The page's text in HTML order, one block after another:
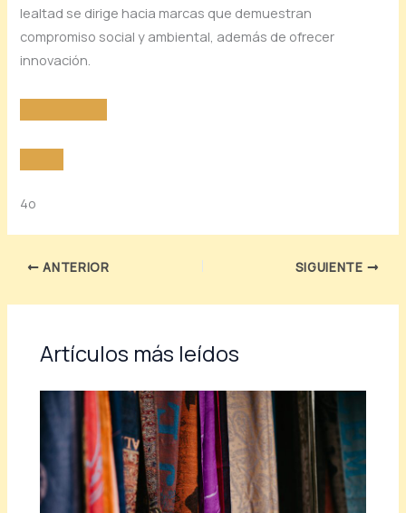
lealtad se dirige hacia marcas que demuestran
compromiso social y ambiental, además de ofrecer
innovación.
4o
ANTERIOR SIGUIENTE
Artículos más leídos